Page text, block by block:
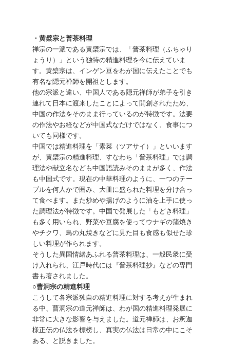
・黄檗宗と普茶料理
禅宗の一派である黄檗宗では、「普茶料理（ふちゃり
ょうり）」という独特の精進料理を今に伝えていま
す。黄檗宗は、インゲン豆をわが国に伝えたことでも
有名な隠元禅師を開祖とします。
他の宗派と違い、中国人である隠元禅師が弟子を引き
連れて日本に渡来したことによって開創されたため、
中国の作法をそのまま行っているのが特徴です。法要
の作法やお経などが中国式なだけではなく、食事につ
いても同様です。
中国では精進料理を「素菜（ツアサイ）」といいます
が、黄檗宗の精進料理、すなわち「普茶料理」では調
理法や献立名なども中国語読みそのままが多く、作法
も中国式です。現在の中華料理のように、一つのテー
ブルを何人かで囲み、大皿に盛られた料理を分け合っ
て食べます。また炒めや揚げのように油を上手に使っ
た調理法が特徴です。中国で発展した「もどき料理」
も多く用いられ、野菜や豆腐を使ってウナギの蒲焼き
やチクワ、鳥の丸焼きなどに見た目も食感も似せた珍
しい料理が作られます。
そうした異国情緒あふれる普茶料理は、一般民衆に受
け入れられ、江戸時代には『普茶料理抄』などの専門
書も著されました。
○曹洞宗の精進料理
こうして各宗派独自の精進料理に対する考えが生まれ
る中、曹洞宗の道元禅師は、わが国の精進料理発展に
非常に大きな影響を与えました。道元禅師は、お釈迦
様正伝の仏法を標榜し、真実の仏法は日常の中にこそ
ある、と説きました。